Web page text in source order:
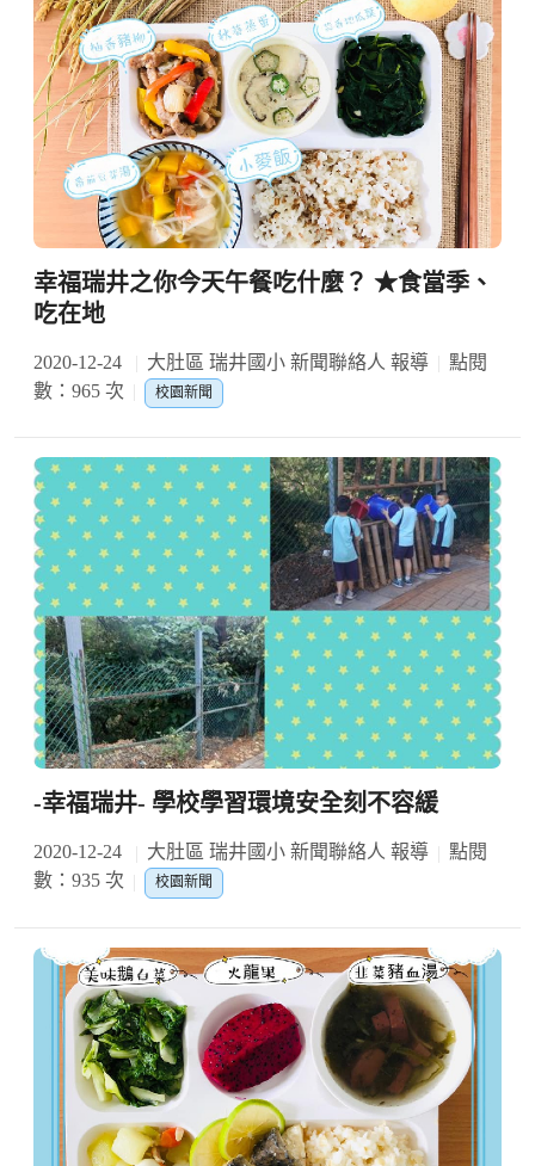
幸福瑞井之你今天午餐吃什麼？ ★食當季、
吃在地
2020-12-24 大肚區 瑞井國小 新聞聯絡人 報導
點閱
數：965 次
校園新聞
-幸福瑞井- 學校學習環境安全刻不容緩
2020-12-24 大肚區 瑞井國小 新聞聯絡人 報導
點閱
數：935 次
校園新聞